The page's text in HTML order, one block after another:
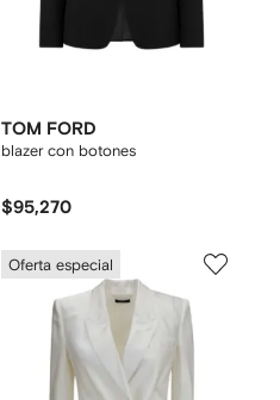
TOM FORD
blazer con botones
$95,270
Oferta especial